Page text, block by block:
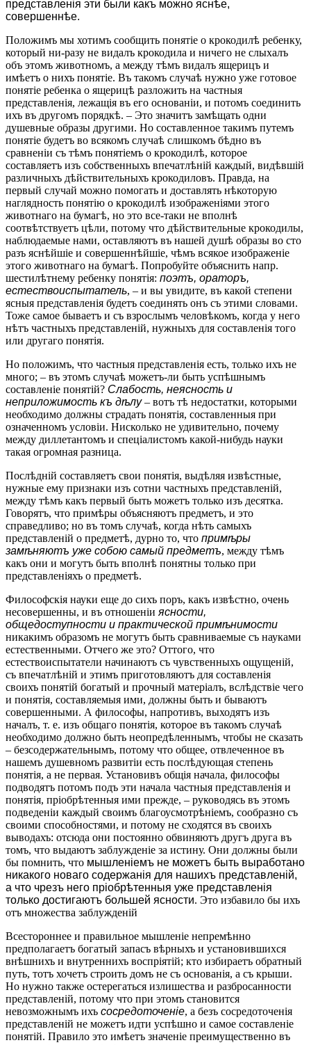
представленія эти были какъ можно яснѣе,
совершеннѣе.
Положимъ мы хотимъ сообщить понятіе о крокодилѣ ребенку,
который ни-разу не видалъ крокодила и ничего не слыхалъ
объ этомъ животномъ, а между тѣмъ видалъ ящерицъ и
имѣетъ о нихъ понятіе. Въ такомъ случаѣ нужно уже готовое
понятіе ребенка о ящерицѣ разложить на частныя
представленія, лежащія въ его основаніи, и потомъ соединить
ихъ въ другомъ порядкѣ. – Это значитъ замѣщать одни
душевные образы другими. Но составленное такимъ путемъ
понятіе будетъ во всякомъ случаѣ слишкомъ бѣдно въ
сравненіи съ тѣмъ понятіемъ о крокодилѣ, которое
составляетъ изъ собственныхъ впечатлѣній каждый, видѣвшій
различныхъ дѣйствительныхъ крокодиловъ. Правда, на
первый случай можно помогать и доставлять нѣкоторую
наглядность понятію о крокодилѣ изображеніями этого
животнаго на бумагѣ, но это все-таки не вполнѣ
соотвѣтствуетъ цѣли, потому что дѣйствительные крокодилы,
наблюдаемые нами, оставляютъ въ нашей душѣ образы во сто
разъ яснѣйшіе и совершеннѣйшіе, чѣмъ всякое изображеніе
этого животнаго на бумагѣ. Попробуйте объяснить напр.
шестилѣтнему ребенку понятія: поэтъ, ораторъ,
естествоиспытатель, – и вы увидите, въ какой степени
ясныя представленія будетъ соединять онъ съ этими словами.
Тоже самое бываетъ и съ взрослымъ человѣкомъ, когда у него
нѣтъ частныхъ представленій, нужныхъ для составленія того
или другаго понятія.
Но положимъ, что частныя представленія есть, только ихъ не
много; – въ этомъ случаѣ можетъ-ли быть успѣшнымъ
составленіе понятій? Слабость, неясность и
неприложимость къ дѣлу– вотъ тѣ недостатки, которыми
необходимо должны страдать понятія, составленныя при
означенномъ условіи. Нисколько не удивительно, почему
между диллетантомъ и спеціалистомъ какой-нибудь науки
такая огромная разница.
Послѣдній составляетъ свои понятія, выдѣляя извѣстные,
нужные ему признаки изъ сотни частныхъ представленій,
между тѣмъ какъ первый быть можетъ только изъ десятка.
Говорятъ, что примѣры объясняютъ предметъ, и это
справедливо; но въ томъ случаѣ, когда нѣть самыхъ
представленій о предметѣ, дурно то, что примѣры
замѣняютъ уже собою самый предметъ, между тѣмъ
какъ они и могутъ быть вполнѣ понятны только при
представленіяхъ о предметѣ.
Философскія науки еще до сихъ поръ, какъ извѣстно, очень
несовершенны, и въ отношеніи ясности,
общедоступности и практической примѣнимости
никакимъ образомъ не могутъ быть сравниваемые съ науками
естественными. Отчего же это? Оттого, что
естествоиспытатели начинаютъ съ чувственныхъ ощущеній,
съ впечатлѣній и этимъ приготовляютъ для составленія
своихъ понятій богатый и прочный матеріалъ, вслѣдствіе чего
и понятія, составляемыя ими, должны быть и бываютъ
совершенными. А философы, напротивъ, выходятъ изъ
началъ, т. е. изъ общаго понятія, которое въ такомъ случаѣ
необходимо должно быть неопредѣленнымъ, чтобы не сказать
– безсодержательнымъ, потому что общее, отвлеченное въ
нашемъ душевномъ развитіи есть послѣдующая степень
понятія, а не первая. Установивъ общія начала, философы
подводятъ потомъ подъ эти начала частныя представленія и
понятія, пріобрѣтенныя ими прежде, – руководясь въ этомъ
подведеніи каждый своимъ благоусмотрѣніемъ, сообразно съ
своими способностями, и потому не сходятся въ своихъ
выводахъ: отсюда они постоянно обвиняютъ другъ друга въ
томъ, что выдаютъ заблужденіе за истину. Они должны были
бы помнить, что мышленіемъ не можетъ быть выработано
никакого новаго содержанія для нашихъ представленій,
а что чрезъ него пріобрѣтенныя уже представленія
только достигаютъ большей ясности. Это избавило бы ихъ
отъ множества заблужденій
Всестороннее и правильное мышленіе непремѣнно
предполагаетъ богатый запасъ вѣрныхъ и установившихся
внѣшнихъ и внутреннихъ воспріятій; кто избираетъ обратный
путь, тотъ хочетъ строить домъ не съ основанія, а съ крыши.
Но нужно также остерегаться излишества и разбросанности
представленій, потому что при этомъ становится
невозможнымъ ихъ сосредоточеніе, а безъ сосредоточенія
представленій не можетъ идти успѣшно и самое составленіе
понятій. Правило это имѣетъ значеніе преимущественно въ